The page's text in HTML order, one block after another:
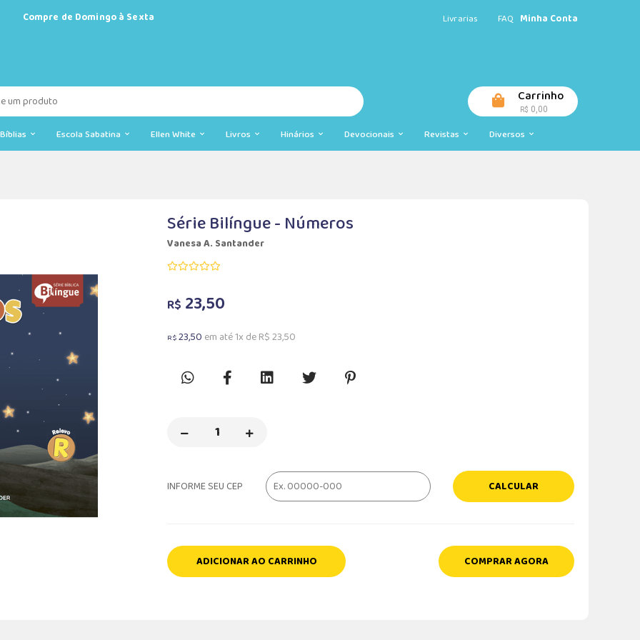
Compre de Domingo à Sexta Livrarias FAQ Minha Conta
Carrinho
R$ 0,00
Bíblias Escola Sabatina Ellen White Livros Hinários Devocionais Revistas Diversos
Série Bilíngue - Números
Vanesa A. Santander
R$ 23,50
R$23,50 em até 1x de R$ 23,50
INFORME SEU CEP CALCULAR
ADICIONAR AO CARRINHO COMPRAR AGORA